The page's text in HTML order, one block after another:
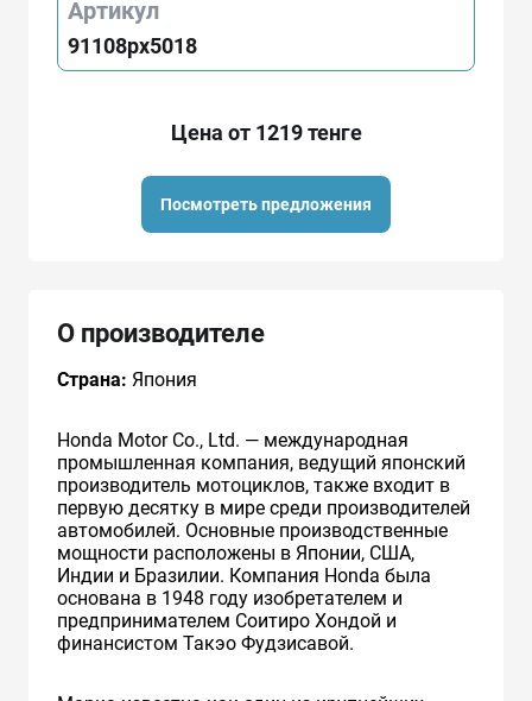
Артикул
91108px5018
Цена от 1219 тенге
Посмотреть предложения
О производителе
Страна: Япония
Honda Motor Co., Ltd. — международная
промышленная компания, ведущий японский
производитель мотоциклов, также входит в
первую десятку в мире среди производителей
автомобилей. Основные производственные
мощности расположены в Японии, США,
Индии и Бразилии. Компания Honda была
основана в 1948 году изобретателем и
предпринимателем Соитиро Хондой и
финансистом Такэо Фудзисавой.